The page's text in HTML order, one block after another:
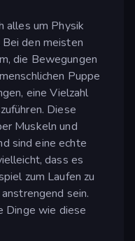
alles um Physik
Bei den meisten
die Bewegungen
Puppe
eine Vielzahl
Diese
Muskeln und
sind eine echte
dass es
zum Laufen zu
sein.
Dinge wie diese